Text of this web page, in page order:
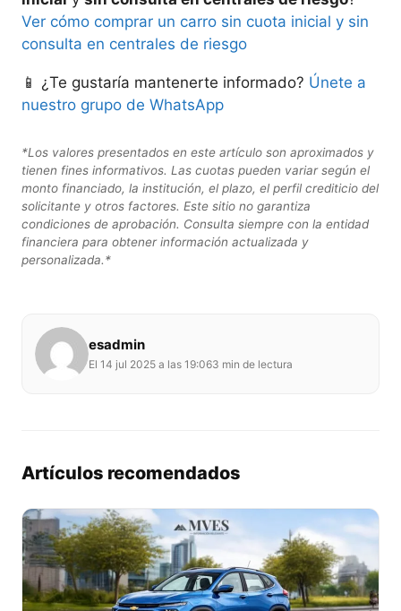
Ver cómo comprar un carro sin cuota inicial y sin
consulta en centrales de riesgo
📱 ¿Te gustaría mantenerte informado? Únete a
nuestro grupo de WhatsApp
*Los valores presentados en este artículo son aproximados y
tienen fines informativos. Las cuotas pueden variar según el
monto financiado, la institución, el plazo, el perfil crediticio del
solicitante y otros factores. Este sitio no garantiza
condiciones de aprobación. Consulta siempre con la entidad
financiera para obtener información actualizada y
personalizada.*
esadmin
El 14 jul 2025 a las 19:063 min de lectura
Artículos recomendados